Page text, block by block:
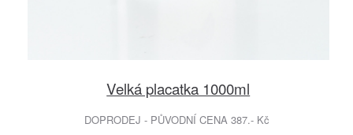
Velká placatka 1000ml
DOPRODEJ - PŮVODNÍ CENA 387.- Kč